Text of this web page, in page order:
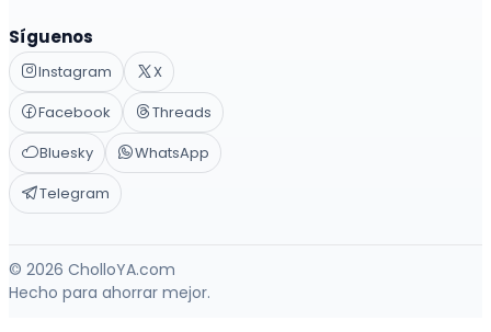
Síguenos
Instagram
X
Facebook
Threads
Bluesky
WhatsApp
Telegram
© 2026 CholloYA.com
Hecho para ahorrar mejor.